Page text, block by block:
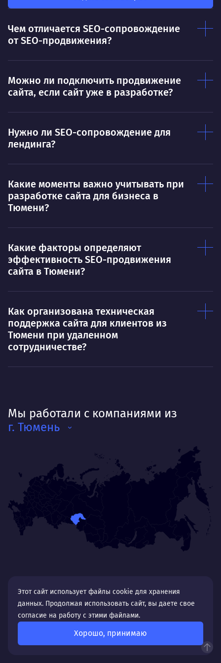
Нравится
Договариваться.
Ты — это то, что ты делаешь. Этим всё
сказано.
О
Чем отличается SEO-сопровождение
от SEO-продвижения?
Можно ли подключить продвижение
сайта, если сайт уже в разработке?
Нужно ли SEO-сопровождение для
лендинга?
Какие моменты важно учитывать при
разработке сайта для бизнеса в
Тюмени?
Какие факторы определяют
эффективность SEO-продвижения
сайта в Тюмени?
Как организована техническая
поддержка сайта для клиентов из
Тюмени при удаленном
сотрудничестве?
Мы работали с компаниями из
г. Тюмень
Этот сайт использует файлы cookie для хранения
данных. Продолжая использовать сайт, вы даете свое
согласие на работу с этими файлами.
Хорошо, принимаю